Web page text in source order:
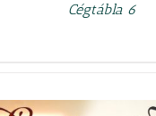
Cégtábla 6